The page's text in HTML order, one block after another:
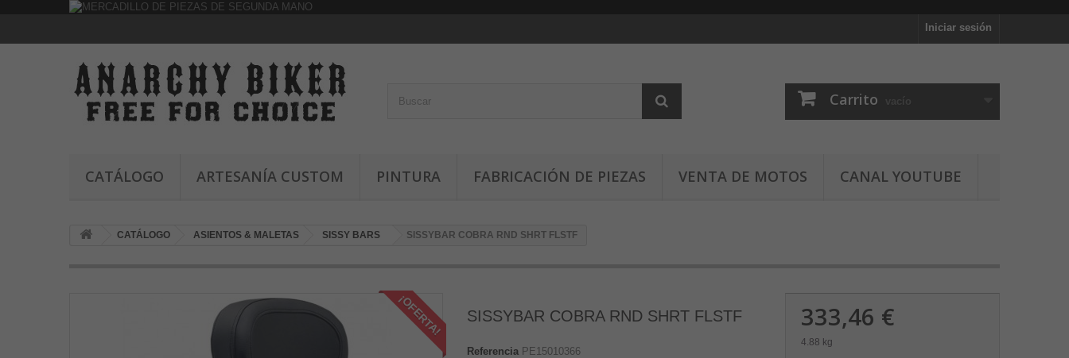
Iniciar sesión
Carrito vacío
CATÁLOGO ARTESANÍA CUSTOM PINTURA FABRICACIÓN DE PIEZAS VENTA DE MOTOS CANAL YOUTUBE
CATÁLOGO ASIENTOS & MALETAS SISSY BARS SISSYBAR COBRA RND SHRT FLSTF
¡OFERTA! SISSYBAR COBRA RND SHRT FLSTF
Referencia PE15010366
333,46 €
4.88 kg